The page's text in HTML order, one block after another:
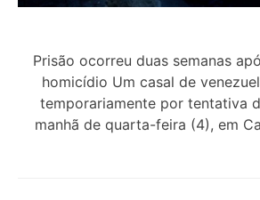
Prisão ocorreu duas semanas
homicídio Um casal de
temporariamente por tentativa
manhã de quarta-feira (4), em